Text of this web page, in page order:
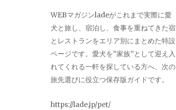
WEBマガジンladeがこれまで実際に愛
犬と旅し、宿泊し、食事を重ねてきた宿
とレストランをエリア別にまとめた特設
ページです。愛犬を“家族”として迎え入
れてくれる一軒を探している方へ、次の
旅先選びに役立つ保存版ガイドです。
https://lade.jp/pet/